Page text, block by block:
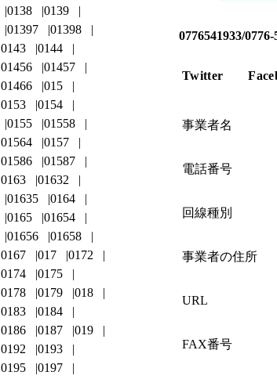
0776541933/
Twitter
事業者名
電話番号
回線種別
事業者の住所
URL
FAX番号
0138
0139
01397
01398
0143
0144
01456
01457
01466
015
0153
0154
0155
01558
01564
0157
01586
01587
0163
01632
01635
0164
0165
01654
01656
01658
0167 017
0172
0174
0175
0178 0179
018
0183
0184
0186 0187
019
0192
0193
0195
0197